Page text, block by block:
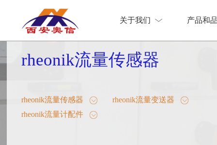
关于我们
关于我们
产品和
产品和
rheonik流量传感器
rheonik流量传感器
rheonik流量变送器
rheonik流量计配件